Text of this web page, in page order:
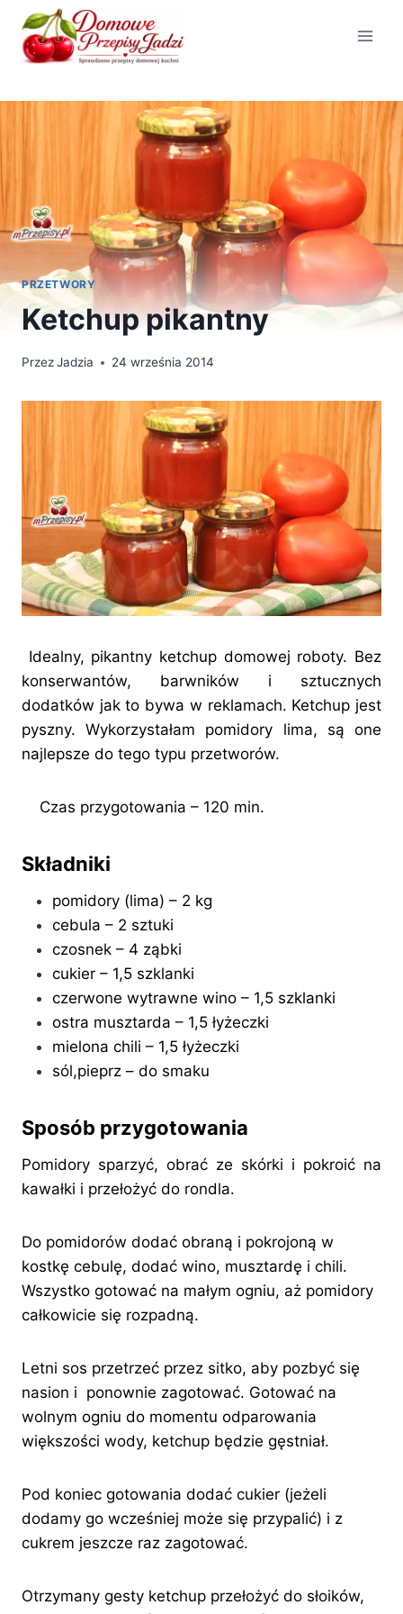
Przejdź
treści
PRZETWORY
Ketchup pikantny
PrzezJadzia 24 września 2014
Idealny, pikantny ketchup domowej roboty. Bez
konserwantów, barwników i sztucznych
dodatków jak to bywa w reklamach. Ketchup jest
pyszny. Wykorzystałam pomidory lima, są one
najlepsze do tego typu przetworów.
Czas przygotowania – 120 min.
Składniki
pomidory (lima) – 2 kg
cebula – 2 sztuki
czosnek – 4 ząbki
cukier – 1,5 szklanki
czerwone wytrawne wino – 1,5 szklanki
ostra musztarda – 1,5 łyżeczki
mielona chili – 1,5 łyżeczki
sól,pieprz – do smaku
Sposób przygotowania
Pomidory sparzyć, obrać ze skórki i pokroić na
kawałki i przełożyć do rondla.
Do pomidorów dodać obraną i pokrojoną w
kostkę cebulę, dodać wino, musztardę i chili.
Wszystko gotować na małym ogniu, aż pomidory
całkowicie się rozpadną.
Letni sos przetrzeć przez sitko, aby pozbyć się
nasion i ponownie zagotować. Gotować na
wolnym ogniu do momentu odparowania
większości wody, ketchup będzie gęstniał.
Pod koniec gotowania dodać cukier (jeżeli
dodamy go wcześniej może się przypalić) i z
cukrem jeszcze raz zagotować.
Otrzymany gesty ketchup przełożyć do słoików,